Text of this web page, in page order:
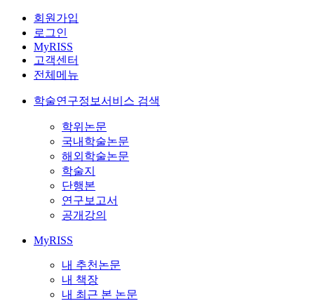
회원가입
로그인
MyRISS
고객센터
전체메뉴
학술연구정보서비스 검색
학위논문
국내학술논문
해외학술논문
학술지
단행본
연구보고서
공개강의
MyRISS
내 추천논문
내 책장
내 최근 본 논문